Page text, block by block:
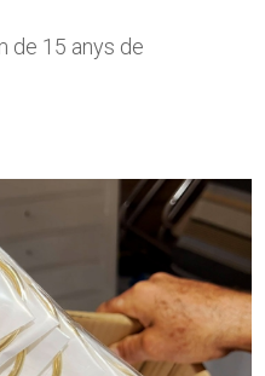
de 15 anys de